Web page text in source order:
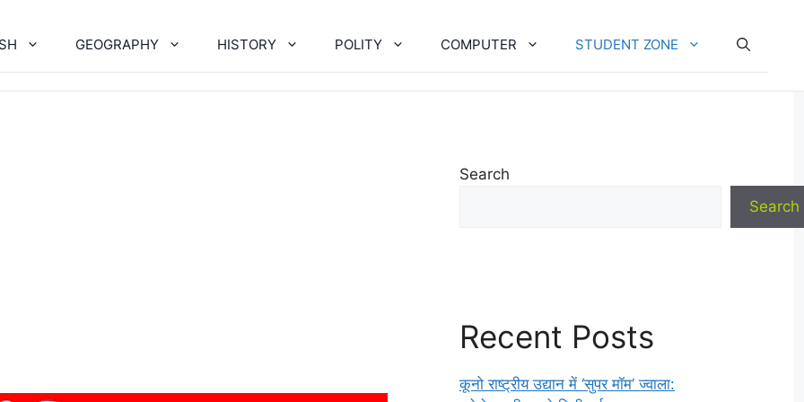
GEOGRAPHY HISTORY POLITY COMPUTER STUDENT ZONE
Search
Search
Recent Posts
कूनो राष्ट्रीय उद्यान में ‘सुपर मॉम’ ज्वाला: